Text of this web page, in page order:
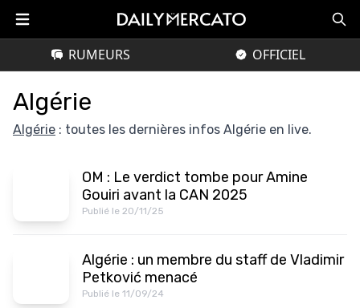
RUMEURS OFFICIEL
Algérie
Algérie : toutes les dernières infos Algérie en live.
OM : Le verdict tombe pour Amine
Gouiri avant la CAN 2025
Publié le 20/11/25
Algérie : un membre du staff de Vladimir
Petković menacé
Publié le 11/09/24